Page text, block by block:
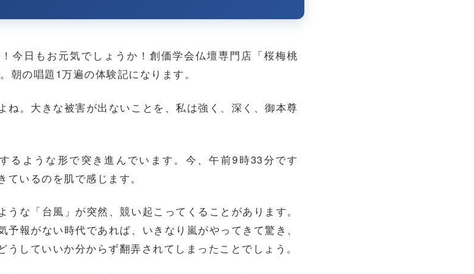
今日もお元気でしょうか！創価学会仏壇専門店「桜梅桃
朝の唱題1万遍の体験記になります。
ね。大きな被害が出ないことを、私は強く、深く、御本尊
るような形で突き進んでいます。今、午前9時33分です
いるのを肌で感じます。
な「台風」が突然、競い起こってくることがあります。
報がない時代であれば、いきなり嵐がやってきて驚き、
していいか分からず翻弄されてしまったことでしょう。